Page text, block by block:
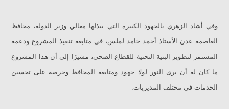
وفي أشاد الزهري بالجهود الكبيرة التي يبذلها معالي وزير الدولة، محافظ
العاصمة عدن الأستاذ أحمد حامد لملس، في متابعة تنفيذ المشروع ودعمه
المستمر لتطوير البنية التحتية للقطاع الصحي، مشيرًا إلى أن هذا المشروع
ما كان له أن يرى النور لولا جهود ومتابعة المحافظ وحرصه على تحسين
الخدمات في مختلف المديريات.